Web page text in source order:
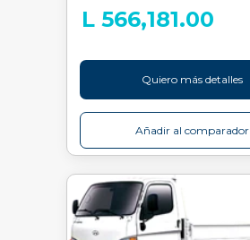
L 566,181.00
Quiero más detalles
Añadir al comparador